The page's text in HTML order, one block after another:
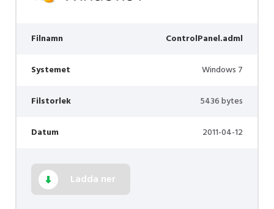
Filnamn ControlPanel.adml
Systemet Windows 7
Filstorlek 5436 bytes
Datum 2011-04-12
Ladda ner